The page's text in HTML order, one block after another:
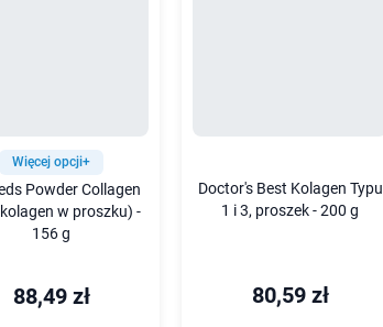
Więcej opcji+
Powder Collagen
w proszku) -
156 g
88,49 zł
Doctor's Best Kolagen Typu
1 i 3, proszek - 200 g
80,59 zł